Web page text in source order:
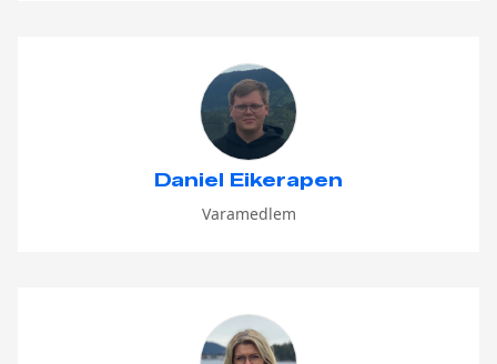
Daniel Eikerapen
Varamedlem